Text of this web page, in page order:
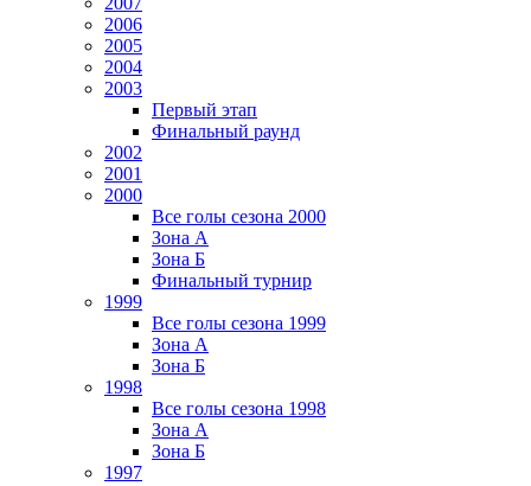
2006
2005
2004
2003
Первый этап
Финальный раунд
2002
2001
2000
Все голы сезона 2000
Зона А
Зона Б
Финальный турнир
1999
Все голы сезона 1999
Зона А
Зона Б
1998
Все голы сезона 1998
Зона А
Зона Б
1997